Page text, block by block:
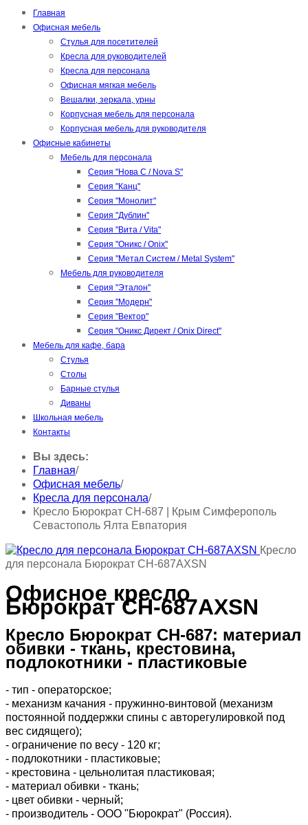
Главная
Офисная мебель
Стулья для посетителей
Кресла для руководителей
Кресла для персонала
Офисная мягкая мебель
Вешалки, зеркала, урны
Корпусная мебель для персонала
Корпусная мебель для руководителя
Офисные кабинеты
Мебель для персонала
Серия "Нова С / Nova S"
Серия "Канц"
Серия "Монолит"
Серия "Дублин"
Серия "Вита / Vita"
Серия "Оникс / Onix"
Серия "Метал Систем / Metal System"
Мебель для руководителя
Серия "Эталон"
Серия "Модерн"
Серия "Вектор"
Серия "Оникс Директ / Onix Direct"
Мебель для кафе, бара
Стулья
Столы
Барные стулья
Диваны
Школьная мебель
Контакты
Вы здесь:
Главная/
Офисная мебель/
Кресла для персонала/
Кресло Бюрократ CH-687 | Крым Симферополь
Севастополь Ялта Евпатория
Кресло
для персонала Бюрократ CH-687AXSN
Офисное кресло
Бюрократ CH-687AXSN
Кресло Бюрократ CH-687: материал
обивки - ткань, крестовина,
подлокотники - пластиковые
- тип - операторское;
- механизм качания - пружинно-винтовой (механизм
постоянной поддержки спины с авторегулировкой под
вес сидящего);
- ограничение по весу - 120 кг;
- подлокотники - пластиковые;
- крестовина - цельнолитая пластиковая;
- материал обивки - ткань;
- цвет обивки - черный;
- производитель - ООО "Бюрократ" (Россия).